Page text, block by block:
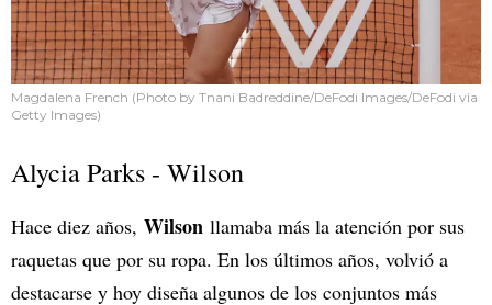
Magdalena French (Photo by Tnani Badreddine/DeFodi Images/DeFodi via
Getty Images)
Alycia Parks - Wilson
Hace diez años, Wilson llamaba más la atención por sus
raquetas que por su ropa. En los últimos años, volvió a
destacarse y hoy diseña algunos de los conjuntos más